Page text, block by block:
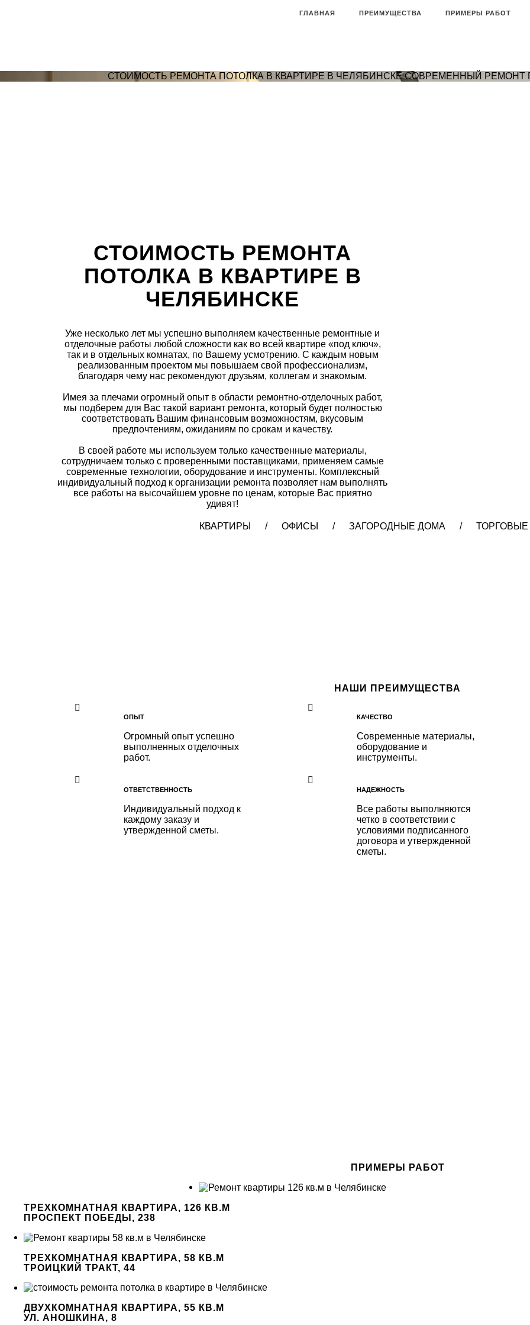
ГЛАВНАЯ ПРЕИМУЩЕСТВА ПРИМЕРЫ РАБОТ
СТОИМОСТЬ РЕМОНТА ПОТОЛКА В КВАРТИРЕ В ЧЕЛЯБИНСКЕ СОВРЕМЕННЫЙ РЕМОНТ
СТОИМОСТЬ РЕМОНТА
ПОТОЛКА В КВАРТИРЕ В
ЧЕЛЯБИНСКЕ
Уже несколько лет мы успешно выполняем качественные ремонтные и
отделочные работы любой сложности как во всей квартире «под ключ»,
так и в отдельных комнатах, по Вашему усмотрению. С каждым новым
реализованным проектом мы повышаем свой профессионализм,
благодаря чему нас рекомендуют друзьям, коллегам и знакомым.
Имея за плечами огромный опыт в области ремонтно-отделочных работ,
мы подберем для Вас такой вариант ремонта, который будет полностью
соответствовать Вашим финансовым возможностям, вкусовым
предпочтениям, ожиданиям по срокам и качеству.
В своей работе мы используем только качественные материалы,
сотрудничаем только с проверенными поставщиками, применяем самые
современные технологии, оборудование и инструменты. Комплексный
индивидуальный подход к организации ремонта позволяет нам выполнять
все работы на высочайшем уровне по ценам, которые Вас приятно
удивят!
КВАРТИРЫ / ОФИСЫ / ЗАГОРОДНЫЕ ДОМА / ТОРГОВЫЕ
НАШИ ПРЕИМУЩЕСТВА
ОПЫТ
Огромный опыт успешно
выполненных отделочных
работ.
ОТВЕТСТВЕННОСТЬ
Индивидуальный подход к
каждому заказу и
утвержденной сметы.
КАЧЕСТВО
Современные материалы,
оборудование и
инструменты.
НАДЕЖНОСТЬ
Все работы выполняются
четко в соответствии с
условиями подписанного
договора и утвержденной
сметы.
ПРИМЕРЫ РАБОТ
ТРЕХКОМНАТНАЯ КВАРТИРА, 126 КВ.М
ПРОСПЕКТ ПОБЕДЫ, 238
ТРЕХКОМНАТНАЯ КВАРТИРА, 58 КВ.М
ТРОИЦКИЙ ТРАКТ, 44
ДВУХКОМНАТНАЯ КВАРТИРА, 55 КВ.М
УЛ. АНОШКИНА, 8